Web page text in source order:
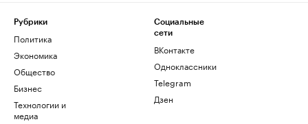
Рубрики
Политика
Экономика
Общество
Бизнес
Технологии и
медиа
Социальные
сети
ВКонтакте
Одноклассники
Telegram
Дзен